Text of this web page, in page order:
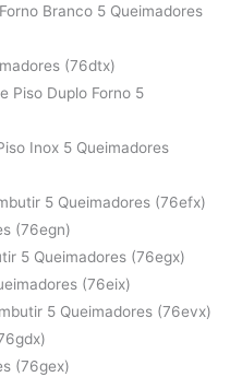
Branco 5 Queimadores
(76dtx)
Piso Duplo Forno 5
Inox 5 Queimadores
5 Queimadores (76efx)
(76egn)
5 Queimadores (76egx)
(76eix)
5 Queimadores (76evx)
(76gex)